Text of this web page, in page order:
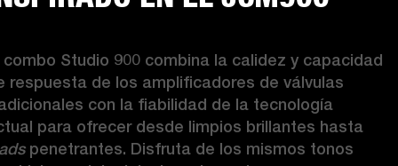
combo Studio 900 combina la calidez y capacidad
respuesta de los amplificadores de válvulas
con la fiabilidad de la tecnología
penetrantes. Disfruta de los mismos tonos